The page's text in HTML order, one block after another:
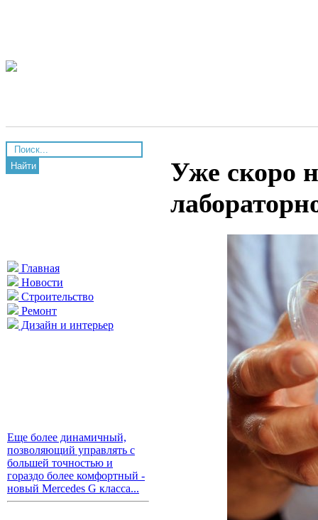
Найти
Главная
Новости
Строительство
Ремонт
Дизайн и интерьер
Еще более динамичный,
позволяющий управлять с
большей точностью и
гораздо более комфортный -
новый Mercedes G класса...
Уже скоро